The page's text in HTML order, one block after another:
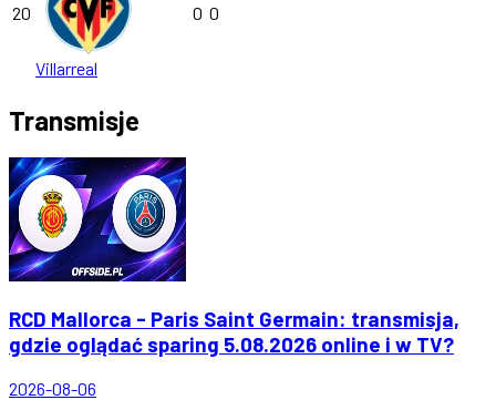
20
Villarreal
0 0
Transmisje
RCD Mallorca - Paris Saint Germain: transmisja,
gdzie oglądać sparing 5.08.2026 online i w TV?
2026-08-06